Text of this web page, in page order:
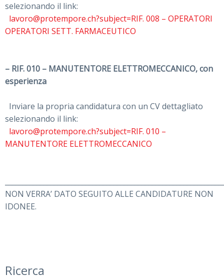
selezionando il link:
lavoro@protempore.ch?subject=RIF. 008 – OPERATORI
OPERATORI SETT. FARMACEUTICO
– RIF. 010 – MANUTENTORE ELETTROMECCANICO, con
esperienza
Inviare la propria candidatura con un CV dettagliato
selezionando il link:
lavoro@protempore.ch?subject=RIF. 010 –
MANUTENTORE ELETTROMECCANICO
NON VERRA’ DATO SEGUITO ALLE CANDIDATURE NON
IDONEE.
Ricerca